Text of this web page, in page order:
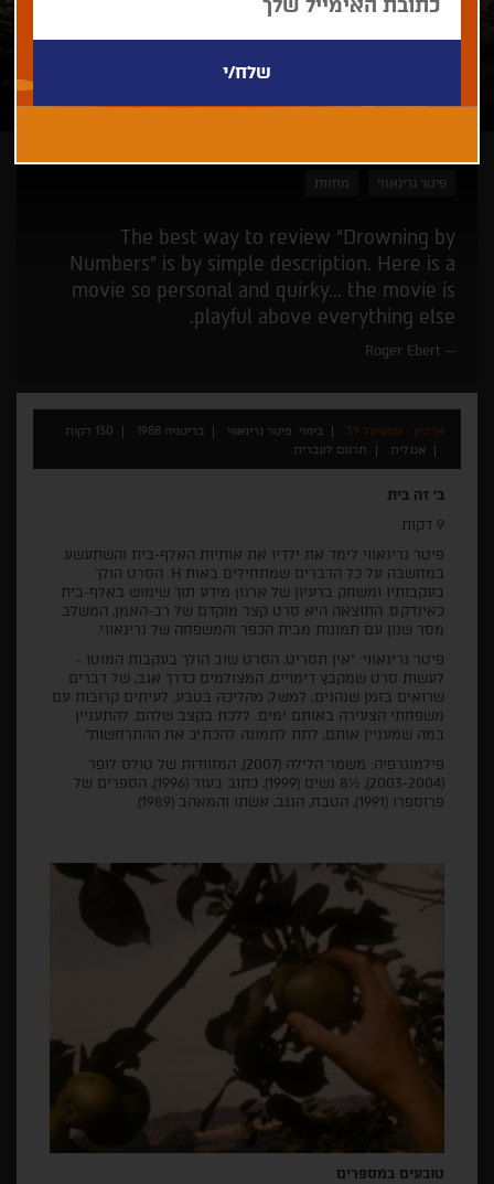
פיטר גרינאווי מחוות
The best way to review “Drowning by
Numbers” is by simple description. Here is a
movie so personal and quirky... the movie is
playful above everything else.
Roger Ebert
ארכיון - פסטיבל 39 בימוי: פיטר גרינאווי בריטניה 1988
130 דקות
אנגלית
תרגום לעברית
ב' זה בית
9 דקות
פיטר גרינאווי לימד את ילדיו את אותיות האלף-בית והשתעשע
במחשבה על כל הדברים שמתחילים באות H. הסרט הולך
בעקבותיו ומשחק ברעיון של ארגון מידע תוך שימוש באלף-בית
כאינדקס. התוצאה היא סרט קצר מוקדם של רב-האמן, המשלב
מסר שנון עם תמונות מבית הכפר והמשפחה של גרינאווי.
פיטר גרינאווי: "אין תסריט, הסרט שוב הולך בעקבות המוטו -
לעשות סרט שמקבץ דימויים, המצולמים כדרך אגב, של דברים
שרואים בזמן שנהנים; למשל, מהליכה בטבע, לעיתים קרובות עם
משפחתי הצעירה באותם ימים. ללכת בקצב שלהם, להתעניין
במה שמעניין אותם, לתת לתמונה להכתיב את ההתרחשות".
פילמוגרפיה: משמר הלילה (2007), המזוודות של טולס לופר
(2003-2004), ½8 נשים (1999), כתוב בעור (1996), הספרים של
פרוספרו (1991), הטבח, הגנב, אשתו והמאהב (1989).
טובעים במספרים